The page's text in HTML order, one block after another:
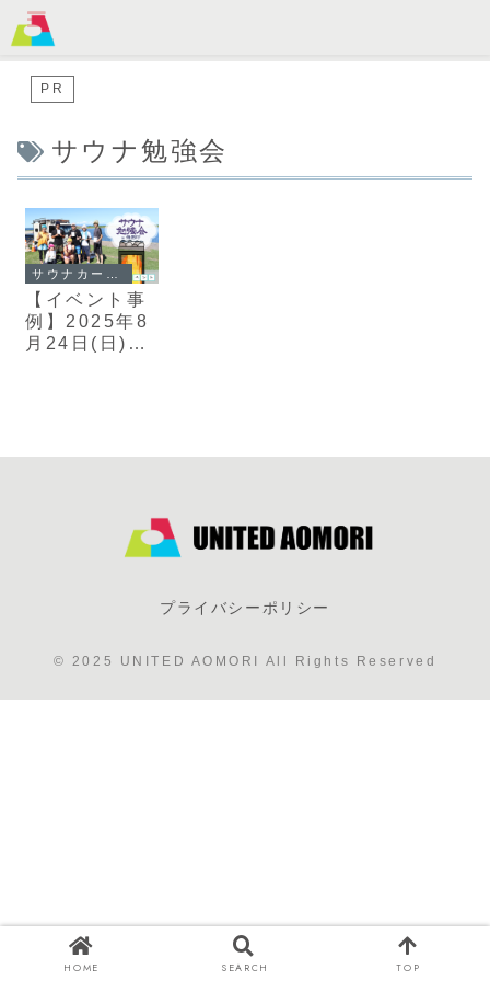
PR
サウナ勉強会
【イベント事
例】2025年8
月24日(日)サ
プライバシーポリシー
© 2025 UNITED AOMORI All Rights Reserved
MENU
HOME SEARCH TOP